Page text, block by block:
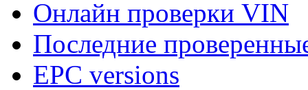
Онлайн проверки VIN
Последние
EPC versions